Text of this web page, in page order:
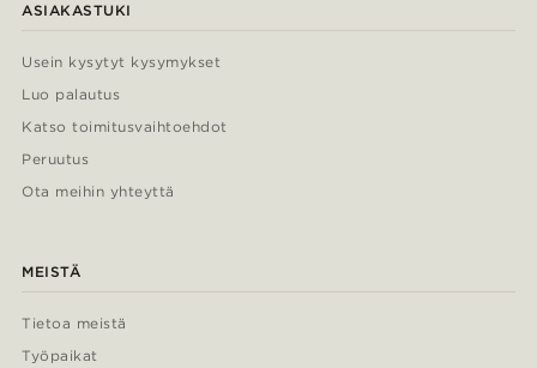
ASIAKASTUKI
Usein kysytyt kysymykset
Luo palautus
Katso toimitusvaihtoehdot
Peruutus
Ota meihin yhteyttä
MEISTÄ
Tietoa meistä
Työpaikat